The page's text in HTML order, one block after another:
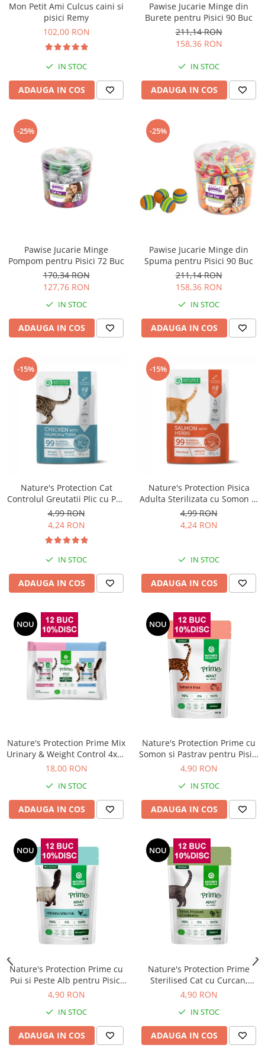
Diete Veterinare Caini
Suplimente Nutritive Caini
Cosuri, Culcusuri si Perne
Covorase Absorbante
Lese, zgarzi si hamuri
Lapte pentru Caini
Hainute Caini
Jucarii Caini
Educare si Dresaj
Genti, Custi Transport
Antiparazitare
Solutii educative si antistres
Hrana Raw
Bult
Lovely Hunter
Sampoane si Balsamuri
Igiena Oculara
Articole Periaj
Forfecute si Clesti
Igiena Orala si Dentara
Igiena Blana si Piele
Lapte pentru Pisici
Cosuri, Culcusuri si Perne
Sisaluri si Ansambluri de Joaca
Nisip, Silicat si Asternuturi pentru
Pisici
Litiere si Accesorii
Genti, Custi Transport
Castroane, Boluri si Accesorii
Antiparazitare
Solutii educative si antistres
Lese, zgarzi si hamuri
Diete Veterinare Pisici
Mon Petit Ami Culcus caini si
pisici Remy
102,00 RON
IN STOC
ADAUGA IN COS
Pawise Jucarie Minge din
Burete pentru Pisici 90 Buc
211,14 RON
158,36 RON
IN STOC
ADAUGA IN COS
-25%
Pawise Jucarie Minge
Pompom pentru Pisici 72 Buc
170,34 RON
127,76 RON
IN STOC
ADAUGA IN COS
-25%
Pawise Jucarie Minge din
Spuma pentru Pisici 90 Buc
211,14 RON
158,36 RON
IN STOC
ADAUGA IN COS
-15%
Nature's Protection Cat
Controlul Greutatii Plic cu Pui,
Somon si Ton 100 G
4,99 RON
4,24 RON
IN STOC
ADAUGA IN COS
-15%
Nature's Protection Pisica
Adulta Sterilizata cu Somon si
Ierburi 100 Gr
4,99 RON
4,24 RON
IN STOC
ADAUGA IN COS
NOU
Nature's Protection Prime Mix
Urinary & Weight Control 4x85
Gr
18,00 RON
IN STOC
ADAUGA IN COS
NOU
Nature's Protection Prime cu
Somon si Pastrav pentru Pisici
Sterilizate 85 Gr
4,90 RON
IN STOC
ADAUGA IN COS
NOU
Nature's Protection Prime cu
Pui si Peste Alb pentru Pisici
85 Gr
4,90 RON
IN STOC
ADAUGA IN COS
NOU
Nature's Protection Prime
Sterilised Cat cu Curcan,
Fazan si Merisoare 85 Gr
4,90 RON
IN STOC
ADAUGA IN COS